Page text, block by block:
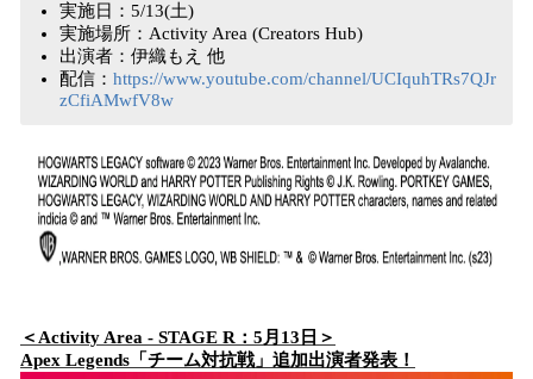
実施日：5/13(土)
実施場所：Activity Area (Creators Hub)
出演者：伊織もえ 他
配信： https://www.youtube.com/channel/UCIquhTRs7QJr
zCfiAMwfV8w
＜Activity Area - STAGE R：5月13日＞
Apex Legends「チーム対抗戦」追加出演者発表！